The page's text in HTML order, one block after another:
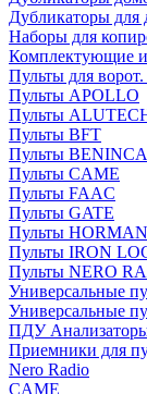
Дубликаторы
Наборы для
Комплектующие и
Пульты для
Пульты APOLLO
Пульты
Пульты BFT
Пульты BENINCA
Пульты CAME
Пульты FAAC
Пульты GATE
Пульты
Пульты IRON
Пульты NERO
Универсальные
Универсальные
ПДУ
Приемники для
Nero Radio
CAME